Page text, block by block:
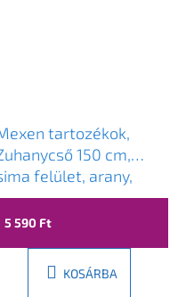
tartozékok,
150 cm,
felület, arany,
50
5 590 Ft
KOSÁRBA